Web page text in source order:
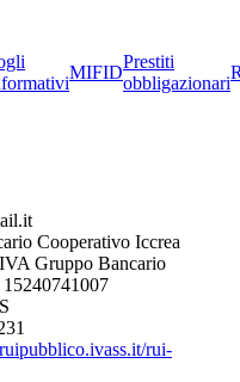
MIFID
Prestiti
obbligazionari
Cooperativo Iccrea
Gruppo Bancario
rui-